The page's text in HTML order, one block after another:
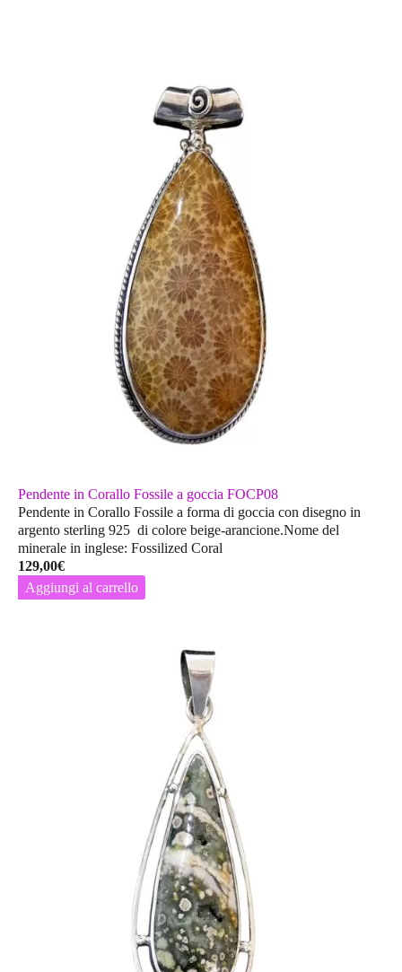
Pendente in Corallo Fossile a goccia FOCP08
Pendente in Corallo Fossile a forma di goccia con disegno in
argento sterling 925 di colore beige-arancione.Nome del
minerale in inglese: Fossilized Coral
129,00€
Aggiungi al carrello